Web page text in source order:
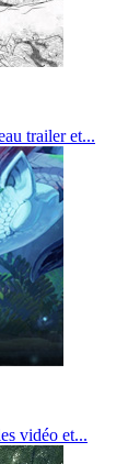
trailer et...
vidéo et...